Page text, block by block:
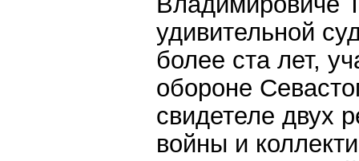
удивительной
более ста лет,
обороне
свидетеле двух
войны и